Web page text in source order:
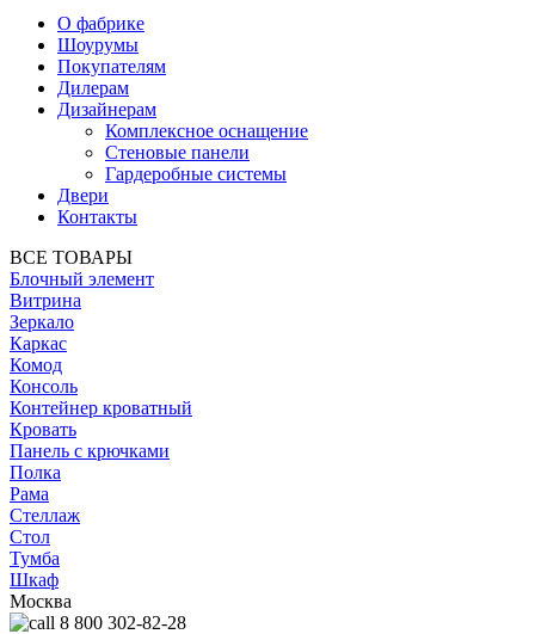
О фабрике
Шоурумы
Покупателям
Дилерам
Дизайнерам
Комплексное оснащение
Стеновые панели
Гардеробные системы
Двери
Контакты
ВСЕ ТОВАРЫ
Блочный элемент
Витрина
Зеркало
Каркас
Комод
Консоль
Контейнер кроватный
Кровать
Панель с крючками
Полка
Рама
Стеллаж
Стол
Тумба
Шкаф
Москва
8 800 302-82-28